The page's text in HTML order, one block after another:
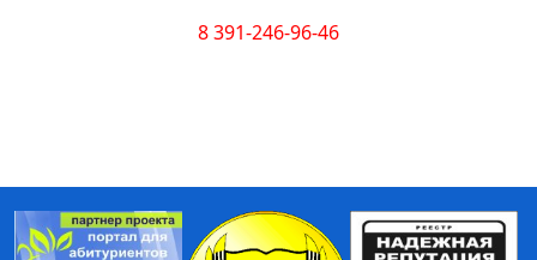
8 391-246-96-46